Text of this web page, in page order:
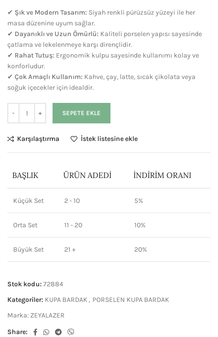
✔ Şık ve Modern Tasarım: Siyah renkli pürüzsüz yüzeyi ile her
masa düzenine uyum sağlar.
✔ Dayanıklı ve Uzun Ömürlü: Kaliteli porselen yapısı sayesinde
çatlama ve lekelenmeye karşı dirençlidir.
✔ Rahat Tutuş: Ergonomik kulpu sayesinde kullanımı kolay ve
konforludur.
✔ Çok Amaçlı Kullanım: Kahve, çay, latte, sıcak çikolata veya
soğuk içecekler için idealdir.
SEPETE EKLE
Karşılaştırma İstek listesine ekle
BAŞLIK ÜRÜN ADEDI İNDIRIM ORANI
Küçük Set 2 - 10 5%
Orta Set 11 - 20 10%
Büyük Set 21 + 20%
Stok kodu: 72884
Kategoriler: KUPA BARDAK , PORSELEN KUPA BARDAK
Marka: ZEYALAZER
Share: